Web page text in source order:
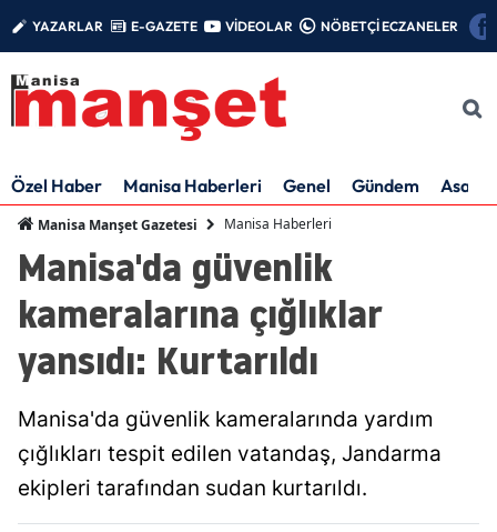
YAZARLAR E-GAZETE VİDEOLAR NÖBETÇİ ECZANELER
Özel Haber Manisa Haberleri Genel Gündem Asayiş
Manisa Manşet Gazetesi Manisa Haberleri
Manisa'da güvenlik
kameralarına çığlıklar
yansıdı: Kurtarıldı
Manisa'da güvenlik kameralarında yardım
çığlıkları tespit edilen vatandaş, Jandarma
ekipleri tarafından sudan kurtarıldı.